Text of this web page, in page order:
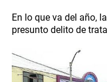
En lo que va del año,
presunto delito de